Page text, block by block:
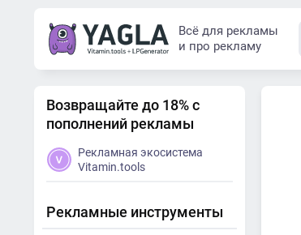
Всё для рекламы
и про рекламу
Возвращайте до 18% с
пополнений рекламы
Рекламная экосистема
Vitamin.tools
Рекламные инструменты